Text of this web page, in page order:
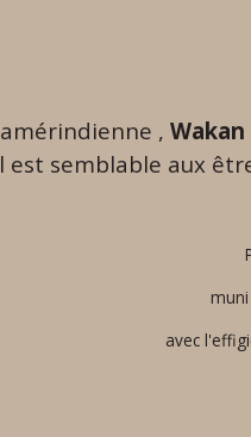
,
est semblable aux
avec